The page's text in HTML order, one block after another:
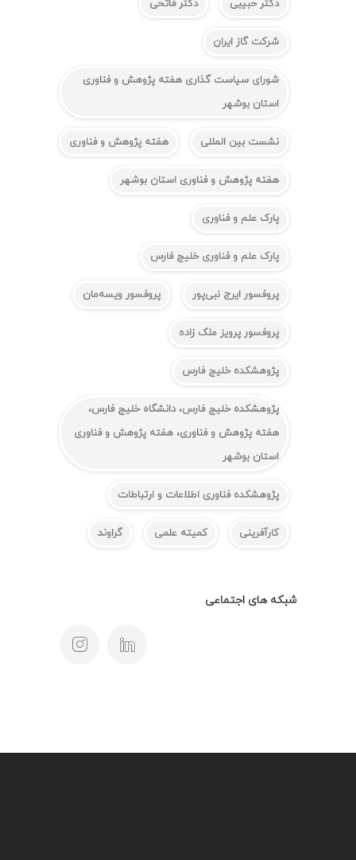
دکتر حبیبی دکتر فاتحی
شرکت گاز ایران
شورای سیاست گذاری هفته پژوهش و فناوری
استان بوشهر
نشست بین المللی هفته پژوهش و فناوری
هفته پژوهش و فناوری استان بوشهر
پارک علم و فناوری
پارک علم و فناوری خلیج فارس
پروفسور ایرج نبی‌پور پروفسور ویسه‌مان
پروفسور پرویز ملک زاده
پژوهشکده خلیج فارس
پژوهشکده خلیج فارس، دانشگاه خلیج فارس،
هفته پژوهش و فناوری، هفته پژوهش و فناوری
استان بوشهر
پژوهشکده فناوری اطلاعات و ارتباطات
کارآفرینی کمیته علمی گراوند
شبکه های اجتماعی